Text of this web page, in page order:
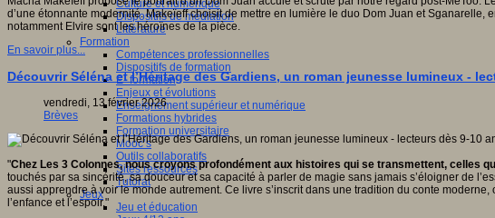
Culture et numérique
Dispositifs de médiation
Littérature
Formation
Compétences professionnelles
Dispositifs de formation
E- formation
Enjeux et évolutions
Enseignement supérieur et numérique
Formations hybrides
Formation universitaire
Mooc’s
Outils collaboratifs
Sites ressources
Tutorat
Jeux
Jeu et éducation
d’une étonnante modernité. Makeïeff choisit de mettre en lumière le duo Dom Juan et
notamment Elvire sont les héroïnes de la pièce.
En savoir plus...
Découvrir Séléna et l’Héritage des Gardiens, un roman jeunesse lumineux -
vendredi, 13 février 2026
Brèves
"Chez Les 3 Colonnes, nous croyons profondément aux histoires qui se transmettent, celles
touchés par sa sincérité, sa douceur et sa capacité à parler de magie sans jamais s’éloigner de
aussi apprendre à voir le monde autrement. Ce livre s’inscrit dans une tradition du conte
l’enfance et l’espoir."